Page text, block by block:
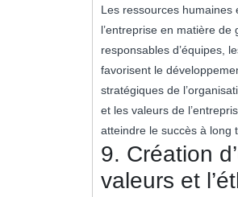
Les ressources
l’entreprise en matière
responsables d’équipes,
favorisent le
stratégiques de
et les valeurs de
atteindre le succès à long
9. Création
valeurs et